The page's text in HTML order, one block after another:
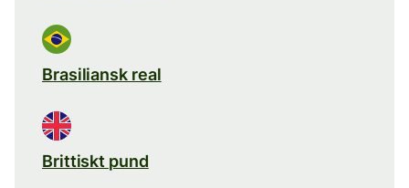
Brasiliansk real
Brittiskt pund